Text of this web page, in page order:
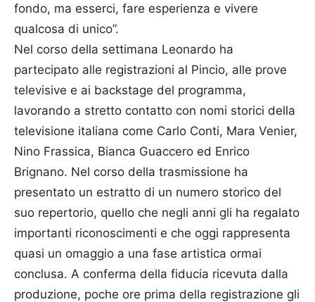
fondo, ma esserci, fare esperienza e vivere
qualcosa di unico”.
Nel corso della settimana Leonardo ha
partecipato alle registrazioni al Pincio, alle prove
televisive e ai backstage del programma,
lavorando a stretto contatto con nomi storici della
televisione italiana come Carlo Conti, Mara Venier,
Nino Frassica, Bianca Guaccero ed Enrico
Brignano. Nel corso della trasmissione ha
presentato un estratto di un numero storico del
suo repertorio, quello che negli anni gli ha regalato
importanti riconoscimenti e che oggi rappresenta
quasi un omaggio a una fase artistica ormai
conclusa. A conferma della fiducia ricevuta dalla
produzione, poche ore prima della registrazione gli